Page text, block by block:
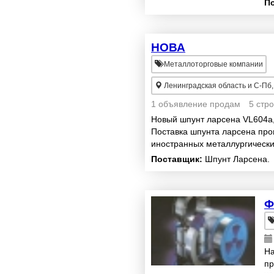
НОВА
Металлоторговые компании
Ленинградская область и С-Пб,
1 объявление продам 5
Новый шпунт ларсена
Поставка шпунта ларсена
иностранных
Arcelor). Поставка замковых и
Поставщик: Шпунт Ларсена.